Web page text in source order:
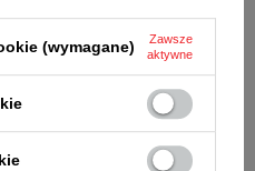
zegarka bez
- 3 lata
(wymagane)
Zawsze
aktywne